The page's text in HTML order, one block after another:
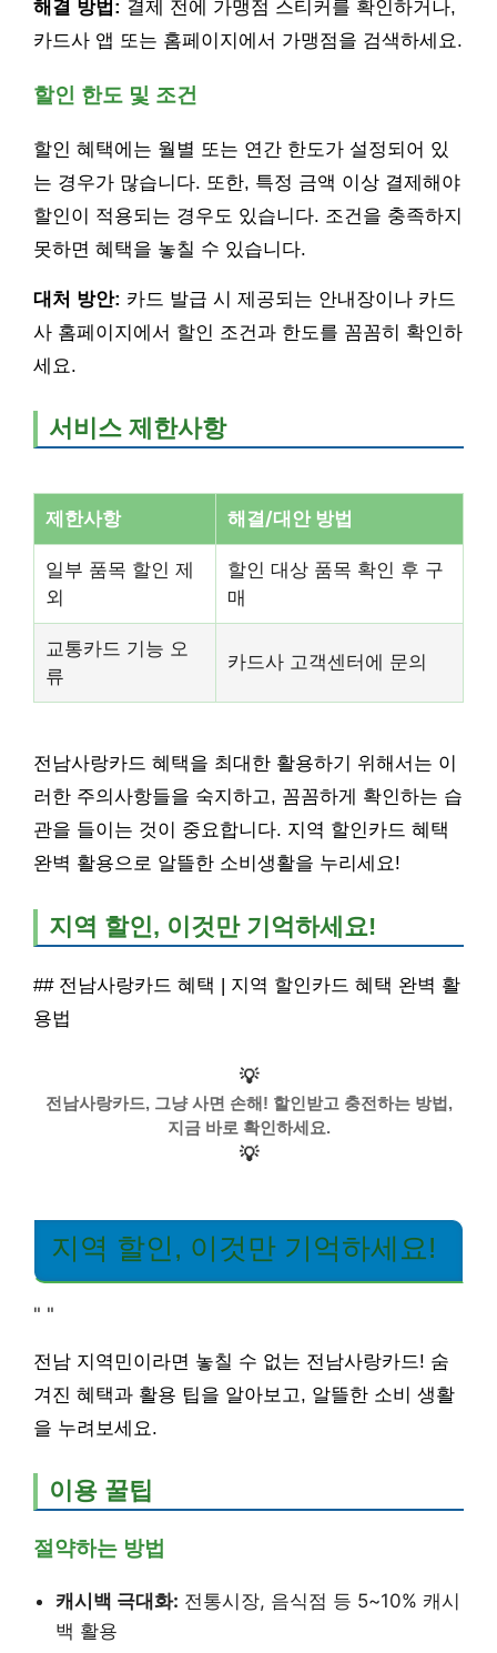
해결 방법: 결제 전에 가맹점 스티커를 확인하거나,
카드사 앱 또는 홈페이지에서 가맹점을 검색하세요.
할인 한도 및 조건
할인 혜택에는 월별 또는 연간 한도가 설정되어 있
는 경우가 많습니다. 또한, 특정 금액 이상 결제해야
할인이 적용되는 경우도 있습니다. 조건을 충족하지
못하면 혜택을 놓칠 수 있습니다.
대처 방안: 카드 발급 시 제공되는 안내장이나 카드
사 홈페이지에서 할인 조건과 한도를 꼼꼼히 확인하
세요.
서비스 제한사항
제한사항 해결/대안 방법
일부 품목 할인 제
외
할인 대상 품목 확인 후 구
매
교통카드 기능 오
류
카드사 고객센터에 문의
전남사랑카드 혜택을 최대한 활용하기 위해서는 이
러한 주의사항들을 숙지하고, 꼼꼼하게 확인하는 습
관을 들이는 것이 중요합니다. 지역 할인카드 혜택
완벽 활용으로 알뜰한 소비생활을 누리세요!
지역 할인, 이것만 기억하세요!
## 전남사랑카드 혜택 | 지역 할인카드 혜택 완벽 활
용법
💡
전남사랑카드, 그냥 사면 손해! 할인받고 충전하는 방법,
지금 바로 확인하세요.
💡
지역 할인, 이것만 기억하세요!
" "
전남 지역민이라면 놓칠 수 없는 전남사랑카드! 숨
겨진 혜택과 활용 팁을 알아보고, 알뜰한 소비 생활
을 누려보세요.
이용 꿀팁
절약하는 방법
캐시백 극대화: 전통시장, 음식점 등 5~10% 캐시
백 활용